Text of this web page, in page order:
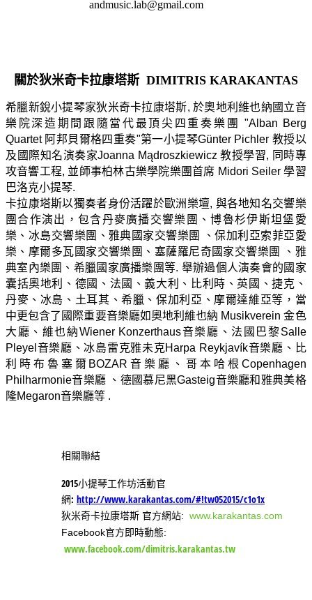
andmusic.lab@gmail.com
關於狄米奇卡拉康塔斯 DIMITRIS KARAKANTAS
希臘新銳小提琴家狄米奇卡拉康塔斯, 於奧地利維也納國立音
樂院深造期間跟隨當代最頂尖四重奏樂團 "Alban Berg
Quartet 阿邦貝爾格四重奏"第一小提琴Günter Pichler 教授以
及國際知名演奏家Joanna Mądroszkiewicz 教授學習, 同時專
攻音響工程, 並師事柏林古樂學院樂團首席 Midori Seiler 學習
巴洛克小提琴.
卡拉康塔斯以獨奏者身份活躍於歐洲樂壇, 與各地知名交響樂
團合作演出，包含丹麥廣播交響樂團、博魯杉伊斯坦堡愛
樂 、冰島交響樂團、雅典國家交響樂團 、保加利亞索菲亞愛
樂、摩爾多瓦國家交響樂團 、 塞薩羅尼奇國家交響樂團
、雅
典室內樂團、希臘國家廣播樂團等. 舉辦過個人演奏會的國家
囊括奧地利、德國、法國、義大利、比利時、英國、捷克、
丹麥、冰島、土耳其、希臘、保加利亞、摩爾達維亞等，當
中更包含了國際重要音樂廳如奧地利維也納 Musikverein 金色
大廳、維也納Wiener Konzerthaus音樂廳 、法國巴黎Salle
Pleyel音樂廳、冰島雷克雅未克Harpa Reykjavík音樂廳、比
利時布魯塞爾BOZAR音樂廳 、哥本哈根 Copenhagen
Philharmonie音樂廳 、德國慕尼黑Gasteig音樂廳和雅典美格
隆Megaron音樂廳等 .
相關聯結
2015小提琴工作坊活動官
網: http://www.karakantas.com/#!tw052015/c1o1x
狄米奇卡拉康塔斯 官方網站: www.karakantas.com
Facebook官方即時動態:
www.facebook.com/dimitris.karakantas.tw